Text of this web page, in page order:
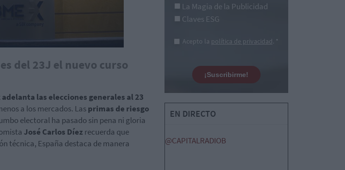
del 23J el nuevo curso
adelanta las elecciones generales al 23
a los mercados. Lasprimas de riesgo
electoral ha pasado sin pena ni gloria
José Carlos Díez recuerda que
técnica, España destaca de manera
La Magia de la Publicidad
Claves ESG
Acepto la política de privacidad. *
¡Suscribirme!
EN DIRECTO
@CAPITALRADIOB